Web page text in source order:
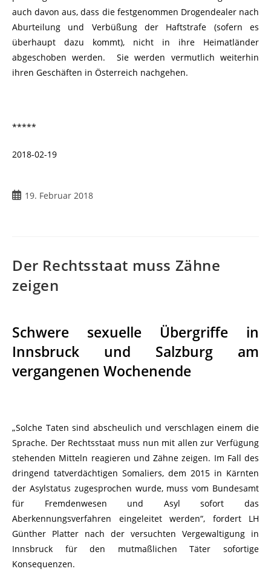
auch davon aus, dass die festgenommen Drogendealer nach
Aburteilung und Verbüßung der Haftstrafe (sofern es
überhaupt dazu kommt), nicht in ihre Heimatländer
abgeschoben werden. Sie werden vermutlich weiterhin
ihren Geschäften in Österreich nachgehen.
*****
2018-02-19
Beitrag19. Februar 2018
Der Rechtsstaat muss Zähne
zeigen
Schwere sexuelle Übergriffe in
Innsbruck und Salzburg am
vergangenen Wochenende
„Solche Taten sind abscheulich und verschlagen einem die
Sprache. Der Rechtsstaat muss nun mit allen zur Verfügung
stehenden Mitteln reagieren und Zähne zeigen. Im Fall des
dringend tatverdächtigen Somaliers, dem 2015 in Kärnten
der Asylstatus zugesprochen wurde, muss vom Bundesamt
für Fremdenwesen und Asyl sofort das
Aberkennungsverfahren eingeleitet werden“, fordert LH
Günther Platter nach der versuchten Vergewaltigung in
Innsbruck für den mutmaßlichen Täter sofortige
Konsequenzen.